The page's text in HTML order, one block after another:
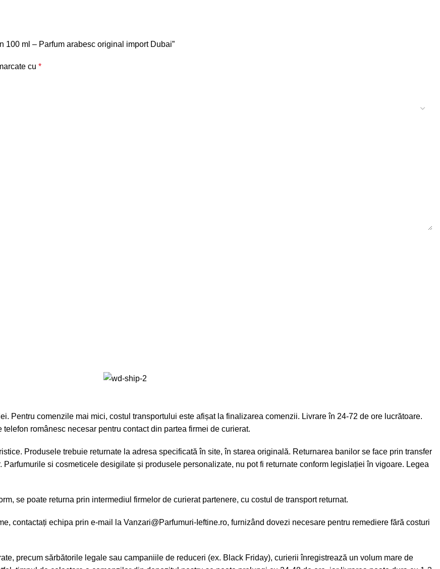
100 ml – Parfum arabesc original import Dubai”
cu *
Pentru comenzile mai mici, costul transportului este afișat la finalizarea comenzii. Livrare în 24-72 de ore lucrătoare.
românesc necesar pentru contact din partea firmei de curierat.
Produsele trebuie returnate la adresa specificată în site, în starea originală. Returnarea banilor se face prin transfer
si cosmeticele desigilate și produsele personalizate, nu pot fi returnate conform legislației în vigoare. Legea
se poate returna prin intermediul firmelor de curierat partenere, cu costul de transport returnat.
contactați echipa prin e-mail la Vanzari@Parfumuri-Ieftine.ro, furnizând dovezi necesare pentru remediere fără costuri
precum sărbătorile legale sau campaniile de reduceri (ex. Black Friday), curierii înregistrează un volum mare de